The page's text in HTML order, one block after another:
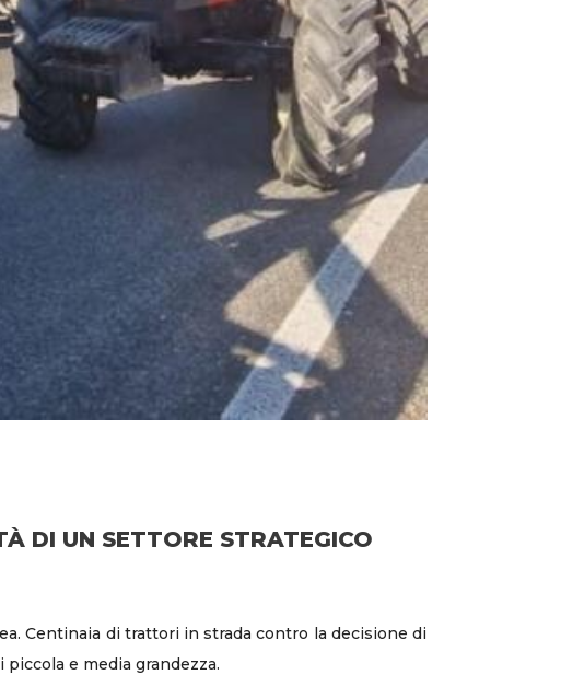
DI UN SETTORE STRATEGICO
Centinaia di trattori in strada contro la decisione di
e media grandezza.